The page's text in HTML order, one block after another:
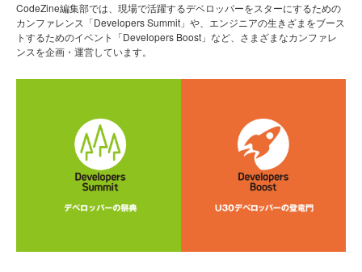
CodeZine編集部では、現場で活躍するデベロッパーをスターにするための
カンファレンス「Developers Summit」や、エンジニアの生きざまをブース
トするためのイベント「Developers Boost」など、さまざまなカンファレ
ンスを企画・運営しています。